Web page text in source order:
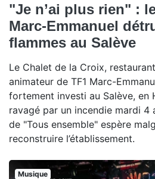
"Je n’ai plus rien" :
Marc-Emmanuel
flammes au Salève
Le Chalet de la Croix,
animateur de TF1 Marc-
fortement investi au Salève, en
ravagé par un incendie mardi 4
de "Tous ensemble" espère
reconstruire l’établissement.
Musique